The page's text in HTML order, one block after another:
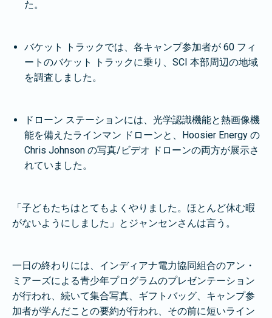
た。
バケット トラックでは、各キャンプ参加者が 60 フィ
ートのバケット トラックに乗り、SCI 本部周辺の地域
を調査しました。
ドローン ステーションには、光学認識機能と熱画像機
能を備えたラインマン ドローンと、Hoosier Energy の
Chris Johnson の写真/ビデオ ドローンの両方が展示さ
れていました。
「子どもたちはとてもよくやりました。ほとんど休む暇
がないようにしました」とジャンセンさんは言う。
一日の終わりには、インディアナ電力協同組合のアン・
ミアーズによる青少年プログラムのプレゼンテーション
が行われ、続いて集合写真、ギフトバッグ、キャンプ参
加者が学んだことの要約が行われ、その前に短いライン